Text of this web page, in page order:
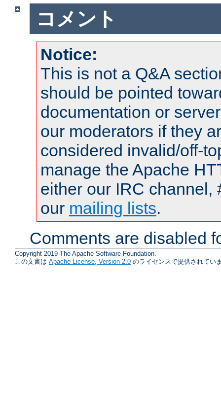
コメント
Notice:
This is not a Q&A
should be pointed
documentation or
our moderators if they
considered invalid/off-
manage the Apache
either our IRC channel,
our mailing lists.
Comments are disabled
Copyright 2019 The Apache Software Foundation.
この文書は Apache License, Version 2.0 のライセンスで提供されてい